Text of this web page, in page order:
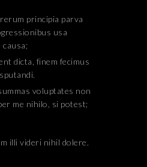
principia parva
usa
causa;
dicta, finem fecimus
voluptates non
me nihilo, si potest;
illi videri nihil dolere.